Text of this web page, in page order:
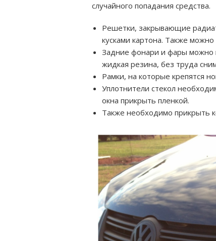
случайного попадания средства.
Решетки, закрывающие
кусками картона. Также
Задние фонари и фары можно
жидкая резина, без труда
Рамки, на которые крепятся
Уплотнители стекол
окна прикрыть пленкой.
Также необходимо прикрыть